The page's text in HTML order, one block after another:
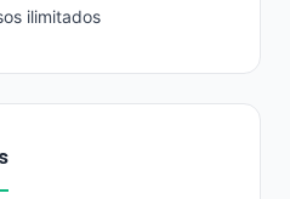
ilimitados